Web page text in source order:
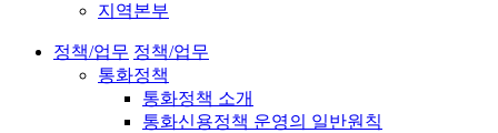
지역본부
정책/업무 정책/업무
통화정책
통화정책 소개
통화신용정책 운영의 일반원칙